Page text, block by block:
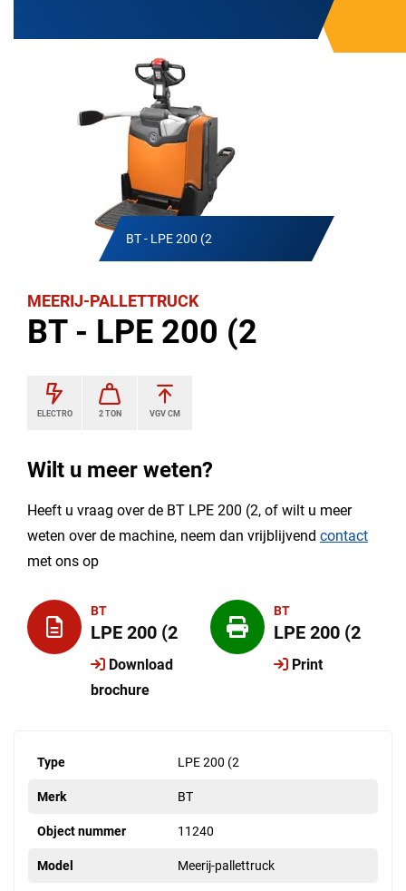
BT - LPE 200 (2
MEERIJ-PALLETTRUCK
BT - LPE 200 (2
ELECTRO 2 TON VGV CM
Wilt u meer weten?
Heeft u vraag over de BT LPE 200 (2, of wilt u meer
weten over de machine, neem dan vrijblijvend contact
met ons op
BT
LPE 200 (2
Download
brochure
BT
LPE 200 (2
Print
Type LPE 200 (2
Merk BT
Object nummer 11240
Model Meerij-pallettruck